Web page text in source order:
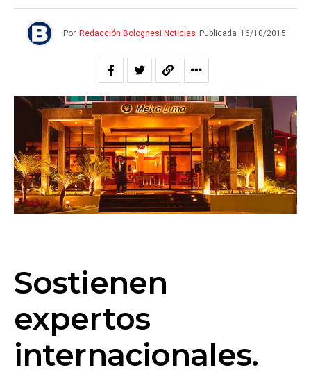
Por Redacción Bolognesi Noticias Publicada 16/10/2015
Sostienen
expertos
internacionales.